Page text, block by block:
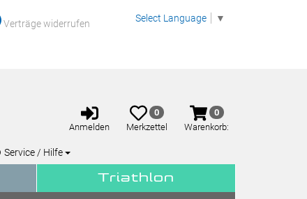
Verträge widerrufen Select Language ▼
Anmelden
Anmelden
Merkzettel
aufklappen
0
Merkzettel
Warenkorb
aufklappen
0
Warenkorb:
Service / Hilfe
Triathlon